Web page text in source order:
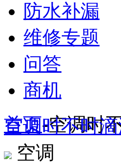
防水补漏
维修专题
问答
商机
首页-空调时
空调时不时
空调